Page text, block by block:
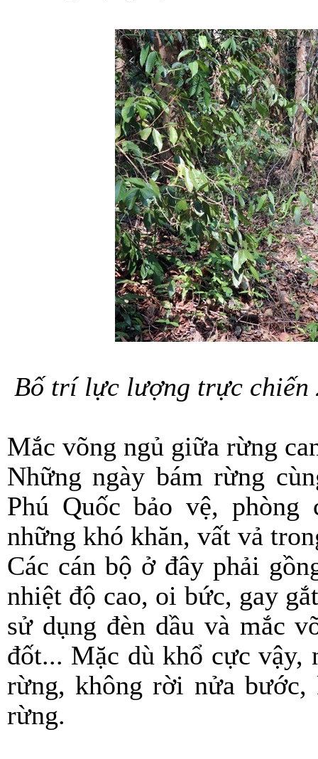
Bố trí lực lượng trực chiến
Mắc võng ngủ giữa rừng
Những ngày bám rừng
Phú Quốc bảo vệ,
những khó khăn, vất vả
Các cán bộ ở đây phải
nhiệt độ cao, oi bức, gay
sử dụng đèn dầu và mắc
đốt... Mặc dù khổ cực vậy,
rừng, không rời nửa bước,
rừng.